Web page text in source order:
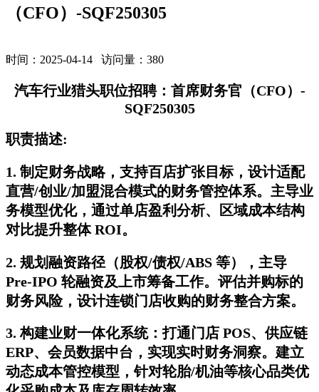
（CFO）-SQF250305
时间：2025-04-14 访问量： 380
汽车行业猎头职位招聘：首席财务官（CFO）-
SQF250305
职责描述:
1. 制定财务战略，支持百店扩张目标，设计适配
直营/创业/加盟混合模式的财务管控体系。主导业
务模型优化，通过单店盈利分析、区域成本结构
对比提升整体 ROI。
2. 规划融资路径（股权/债权/ABS 等），主导
Pre-IPO 轮融资及上市筹备工作。评估并购标的
财务风险，设计连锁门店收购的财务整合方案。
3. 构建业财一体化系统：打通门店 POS、供应链
ERP、会员数据中台，实现实时财务洞察。建立
动态成本管控模型，针对轮胎/机油等核心品类优